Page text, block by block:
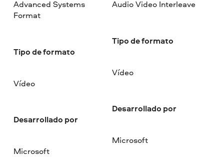
Advanced Systems
Format
Tipo de formato
Vídeo
Desarrollado por
Microsoft
Audio Video Interleave
Tipo de formato
Vídeo
Desarrollado por
Microsoft